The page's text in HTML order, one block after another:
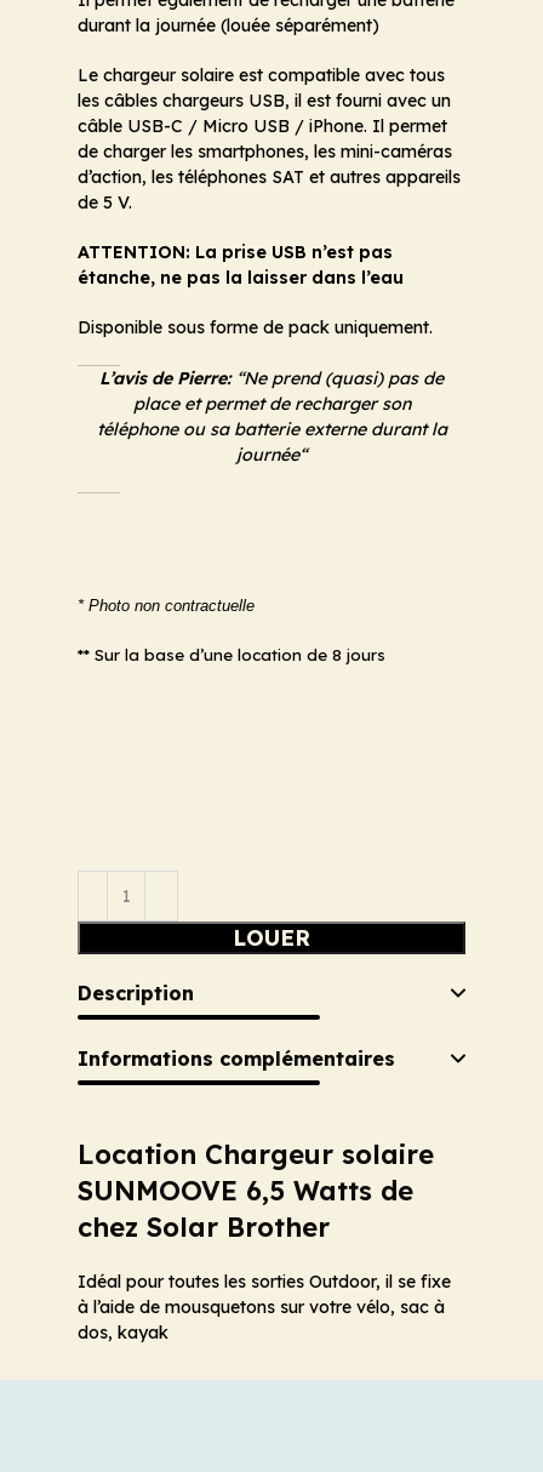
durant la journée (louée séparément)
Le chargeur solaire est compatible avec tous
les câbles chargeurs USB, il est fourni avec un
câble USB-C / Micro USB / iPhone. Il permet
de charger les smartphones, les mini-caméras
d’action, les téléphones SAT et autres appareils
de 5 V.
ATTENTION: La prise USB n’est pas
étanche, ne pas la laisser dans l’eau
Disponible sous forme de pack uniquement.
L’avis de Pierre:“Ne prend (quasi) pas de
place et permet de recharger son
téléphone ou sa batterie externe durant la
journée“
* Photo non contractuelle
** Sur la base d’une location de 8 jours
LOUER
Description
Informations complémentaires
Location Chargeur solaire
SUNMOOVE 6,5 Watts de
chez Solar Brother
Idéal pour toutes les sorties Outdoor, il se fixe
à l’aide de mousquetons sur votre vélo, sac à
dos, kayak